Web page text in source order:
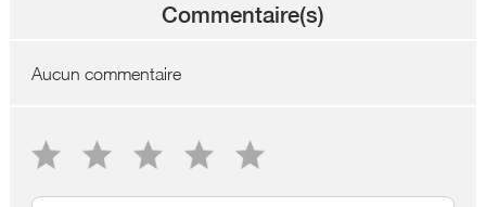
Commentaire(s)
Aucun commentaire